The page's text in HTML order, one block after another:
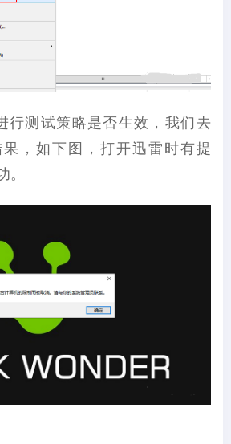
行测试策略是否生效，我们去
，如下图，打开迅雷时有提